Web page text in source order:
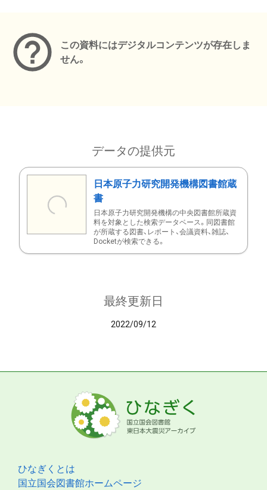
この資料にはデジタルコンテンツが存在しま
せん。
データの提供元
日本原子力研究開発機構図書館蔵
書
日本原子力研究開発機構の中央図書館所蔵資
料を対象とした検索データベース。同図書館
が所蔵する図書、レポート、会議資料、雑誌、
Docketが検索できる。
最終更新日
2022/09/12
ひなぎくとは
国立国会図書館ホームページ